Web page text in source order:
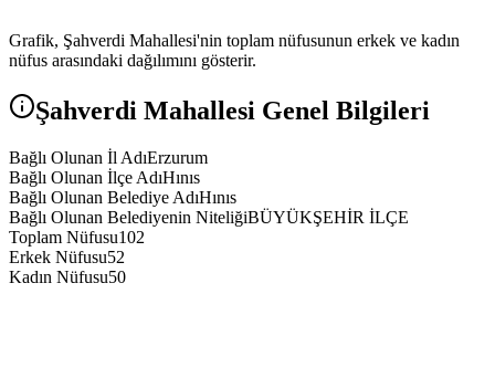
Grafik, Şahverdi Mahallesi'nin toplam nüfusunun erkek ve kadın
nüfus arasındaki dağılımını gösterir.
Şahverdi Mahallesi Genel Bilgileri
Bağlı Olunan İl AdıErzurum
Bağlı Olunan İlçe AdıHınıs
Bağlı Olunan Belediye AdıHınıs
Bağlı Olunan Belediyenin NiteliğiBÜYÜKŞEHİR İLÇE
Toplam Nüfusu102
Erkek Nüfusu52
Kadın Nüfusu50